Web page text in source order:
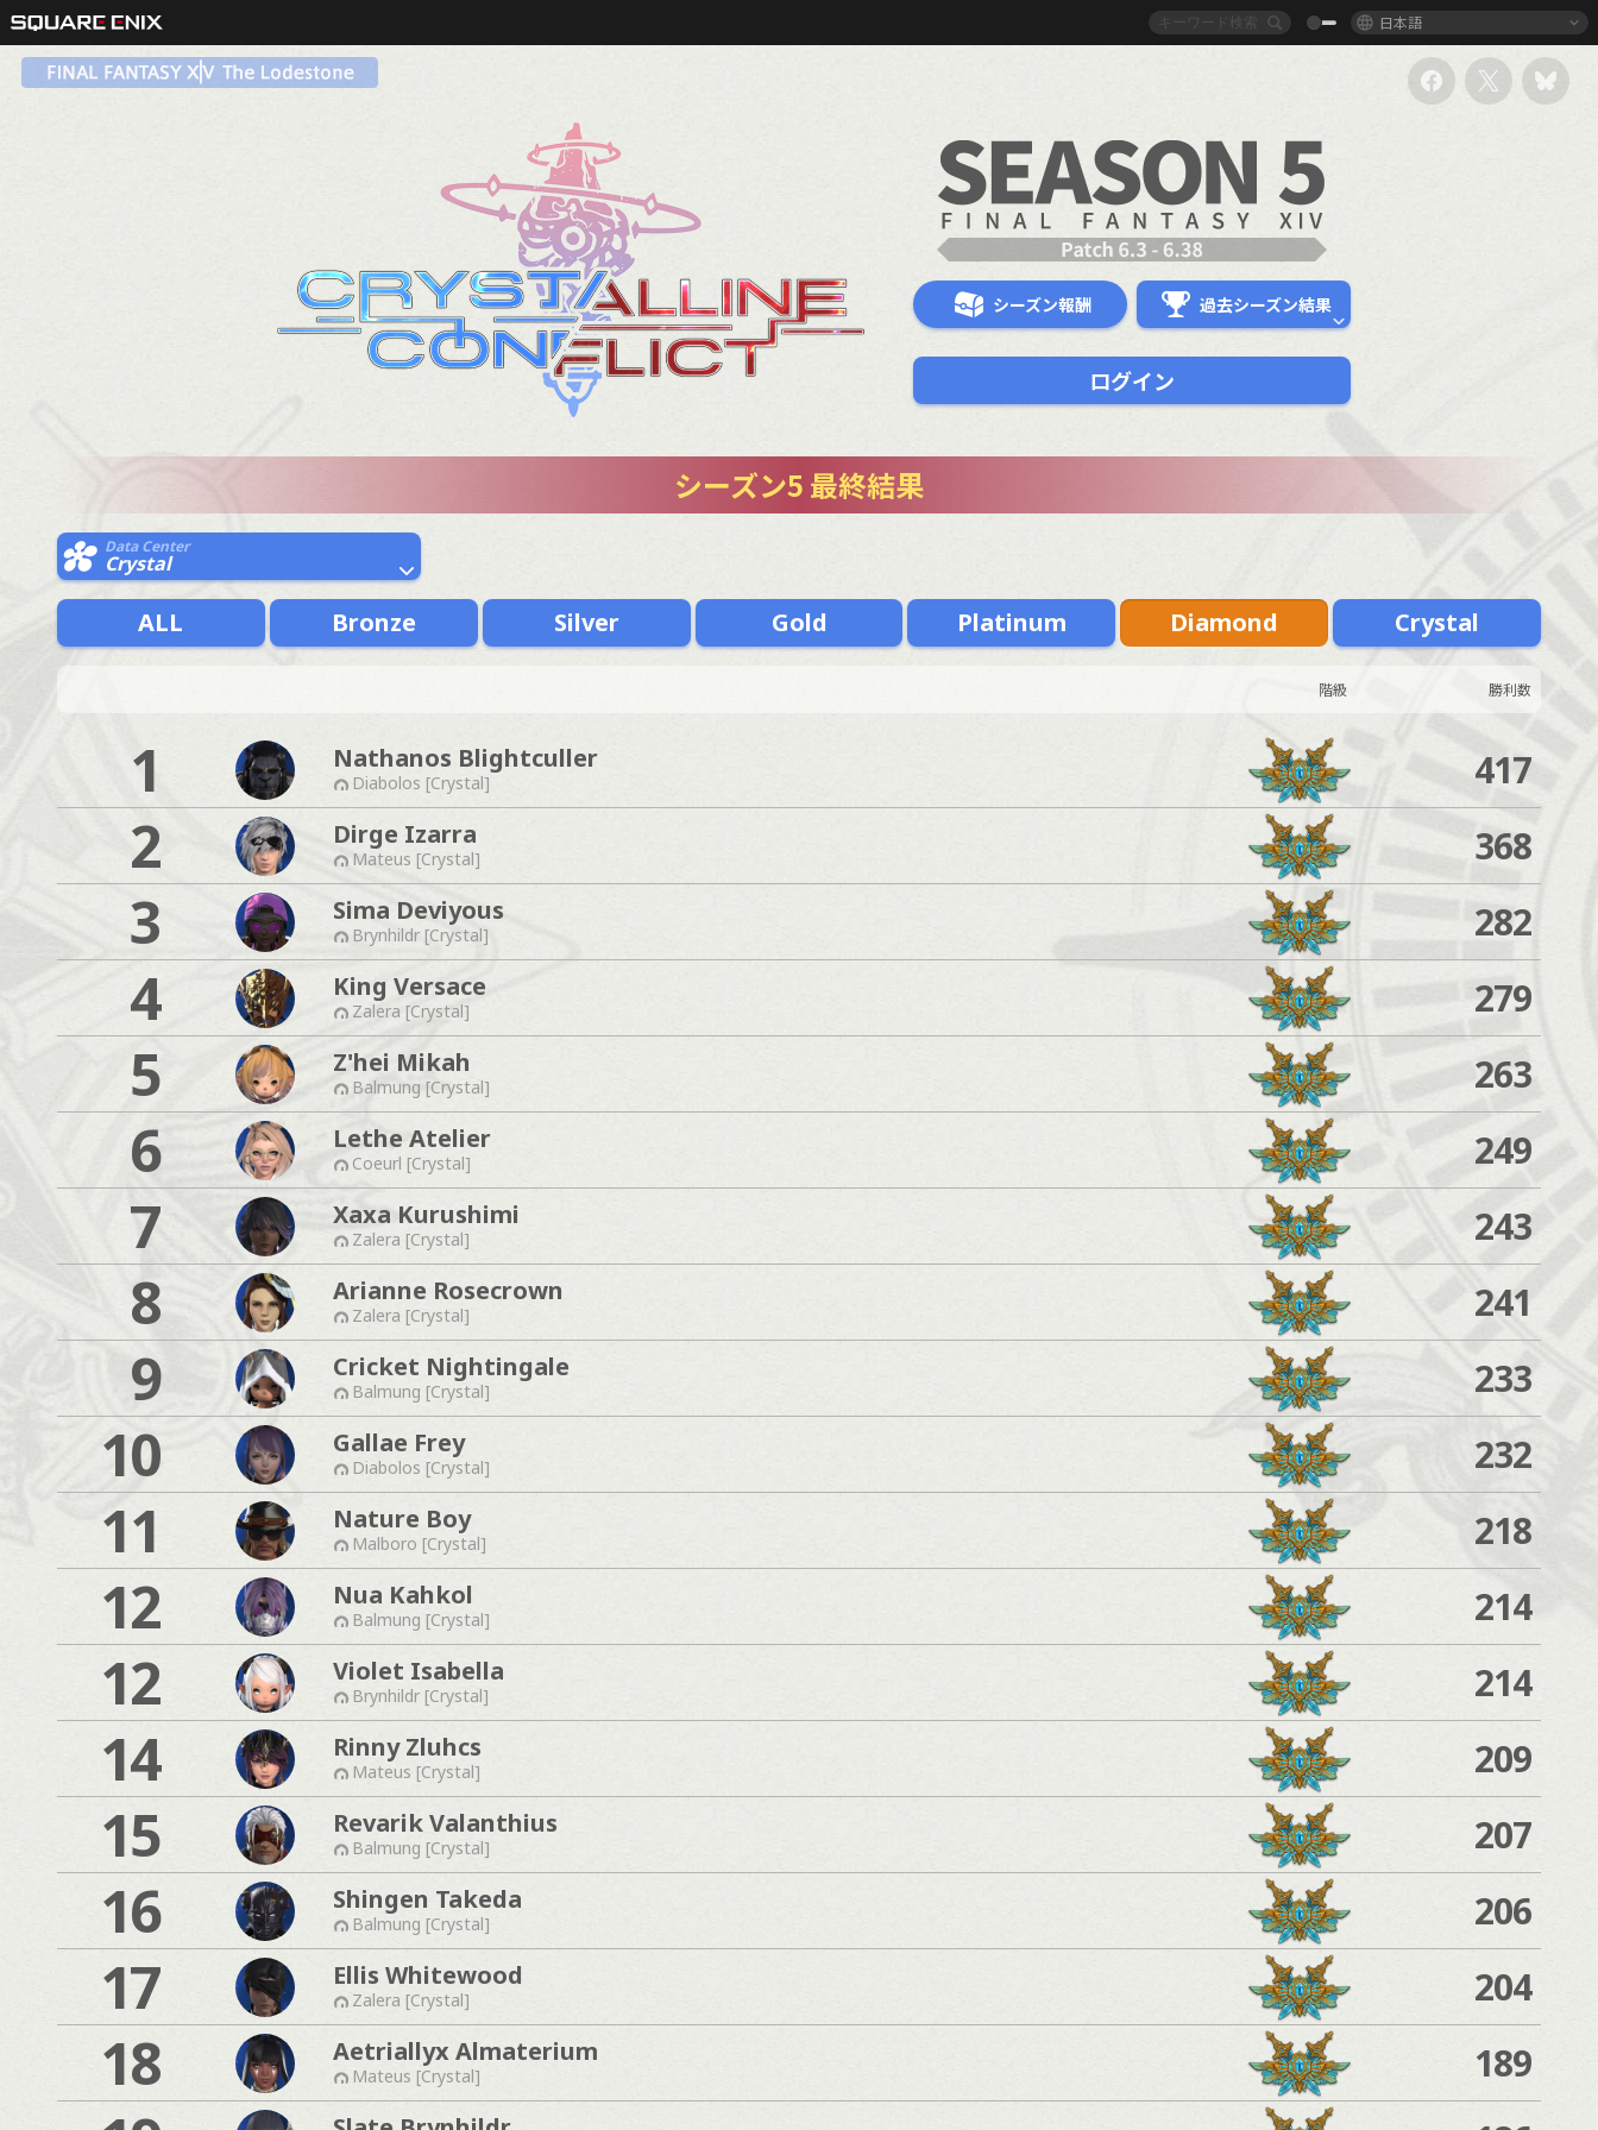
日本語
シーズン報酬 過去シーズン結果
ログイン
シーズン5 最終結果
Data Center
Crystal
ALL Bronze Silver Gold Platinum Diamond Crystal
階級 勝利数
1 Nathanos Blightculler
Diabolos [Crystal] 417
2 Dirge Izarra
Mateus [Crystal] 368
3 Sima Deviyous
Brynhildr [Crystal] 282
4 King Versace
Zalera [Crystal] 279
5 Z'hei Mikah
Balmung [Crystal] 263
6 Lethe Atelier
Coeurl [Crystal] 249
7 Xaxa Kurushimi
Zalera [Crystal] 243
8 Arianne Rosecrown
Zalera [Crystal] 241
9 Cricket Nightingale
Balmung [Crystal] 233
10 Gallae Frey
Diabolos [Crystal] 232
11 Nature Boy
Malboro [Crystal] 218
12 Nua Kahkol
Balmung [Crystal] 214
12 Violet Isabella
Brynhildr [Crystal] 214
14 Rinny Zluhcs
Mateus [Crystal] 209
15 Revarik Valanthius
Balmung [Crystal] 207
16 Shingen Takeda
Balmung [Crystal] 206
17 Ellis Whitewood
Zalera [Crystal] 204
18 Aetriallyx Almaterium
Mateus [Crystal] 189